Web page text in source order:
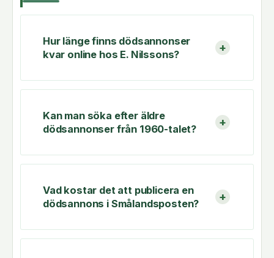
Hur länge finns dödsannonser
kvar online hos E. Nilssons?
Kan man söka efter äldre
dödsannonser från 1960-talet?
Vad kostar det att publicera en
dödsannons i Smålandsposten?